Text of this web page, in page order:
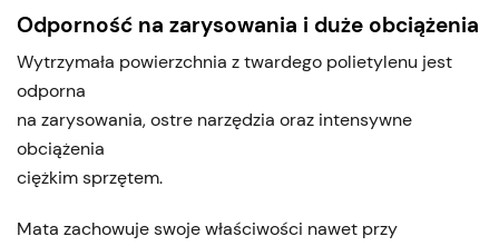
Odporność na zarysowania i duże obciążenia
Wytrzymała powierzchnia z twardego polietylenu jest
odporna
na zarysowania, ostre narzędzia oraz intensywne
obciążenia
ciężkim sprzętem.
Mata zachowuje swoje właściwości nawet przy